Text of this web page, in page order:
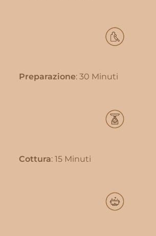
Preparazione: 30 Minuti
Cottura: 15 Minuti